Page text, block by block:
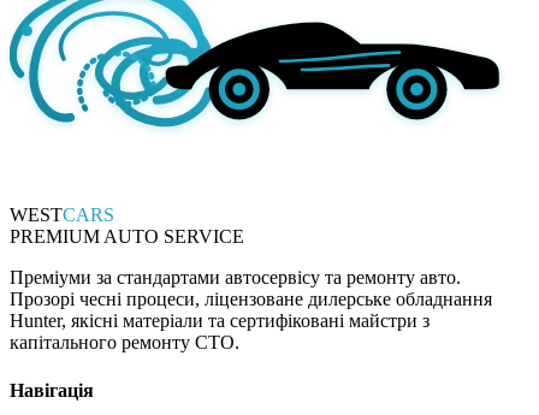
WESTCARS
PREMIUM AUTO SERVICE
Преміуми за стандартами автосервісу та ремонту авто.
Прозорі чесні процеси, ліцензоване дилерське обладнання
Hunter, якісні матеріали та сертифіковані майстри з
капітального ремонту СТО.
Навігація